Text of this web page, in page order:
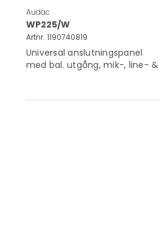
Audac
WP225/W
Artnr. 1190740819
Universal anslutningspanel
med bal. utgång, mik-, line- &